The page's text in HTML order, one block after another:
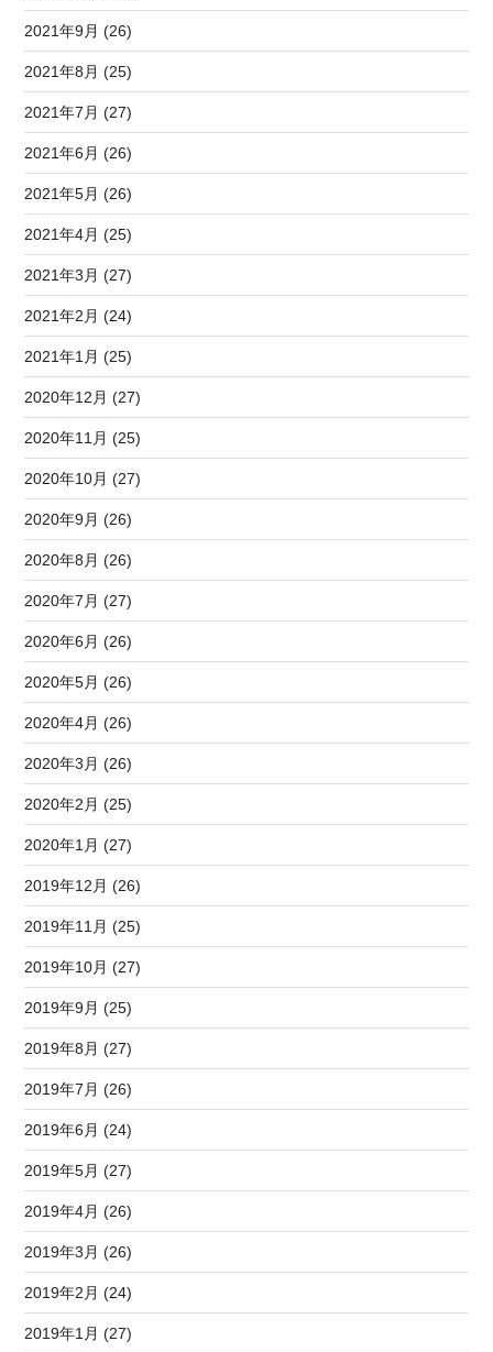
2021年9月 (26)
2021年8月 (25)
2021年7月 (27)
2021年6月 (26)
2021年5月 (26)
2021年4月 (25)
2021年3月 (27)
2021年2月 (24)
2021年1月 (25)
2020年12月 (27)
2020年11月 (25)
2020年10月 (27)
2020年9月 (26)
2020年8月 (26)
2020年7月 (27)
2020年6月 (26)
2020年5月 (26)
2020年4月 (26)
2020年3月 (26)
2020年2月 (25)
2020年1月 (27)
2019年12月 (26)
2019年11月 (25)
2019年10月 (27)
2019年9月 (25)
2019年8月 (27)
2019年7月 (26)
2019年6月 (24)
2019年5月 (27)
2019年4月 (26)
2019年3月 (26)
2019年2月 (24)
2019年1月 (27)